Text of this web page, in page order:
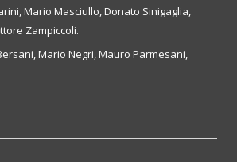
Mario Masciullo, Donato Sinigaglia,
Zampiccoli.
Mario Negri, Mauro Parmesani,